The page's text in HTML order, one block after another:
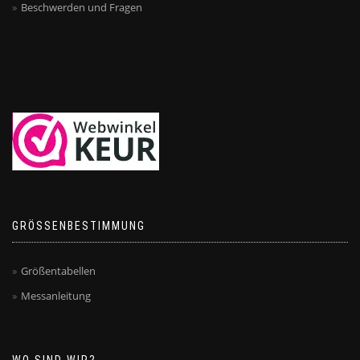
Beschwerden und Fragen
GRÖSSENBESTIMMUNG
Größentabellen
Messanleitung